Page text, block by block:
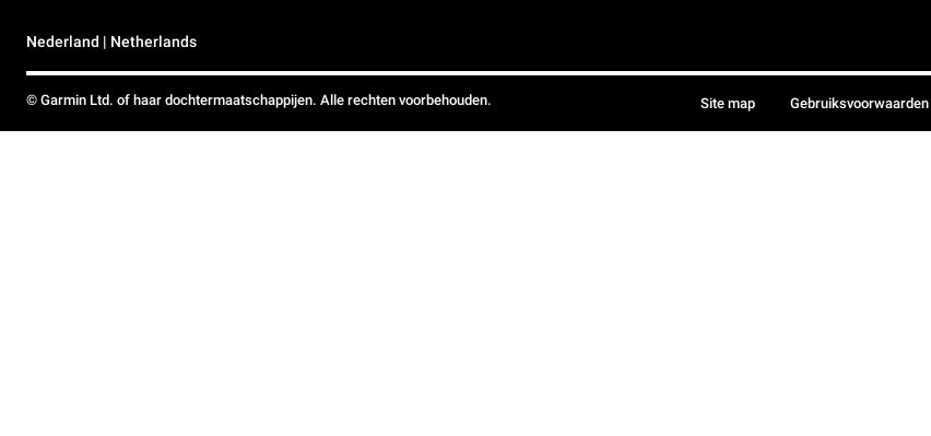
Nederland | Netherlands
© Garmin Ltd. of haar dochtermaatschappijen. Alle rechten voorbehouden. Site map Gebruiksvoorwaarden